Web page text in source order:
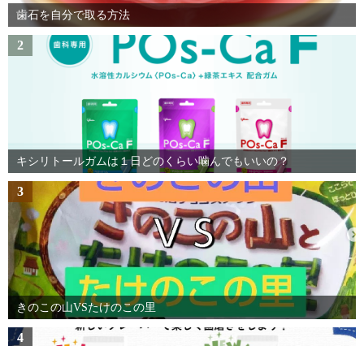
歯石を自分で取る方法
2
キシリトールガムは１日どのくらい噛んでもいいの？
3
きのこの山VSたけのこの里
4